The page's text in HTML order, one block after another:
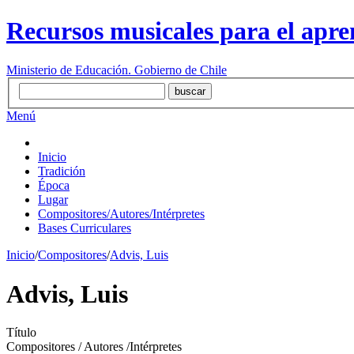
Recursos musicales para el
Ministerio de Educación. Gobierno de Chile
Menú
Inicio
Tradición
Época
Lugar
Compositores/Autores/Intérpretes
Bases Curriculares
Inicio/Compositores/Advis, Luis
Advis, Luis
Título
Compositores / Autores /Intérpretes